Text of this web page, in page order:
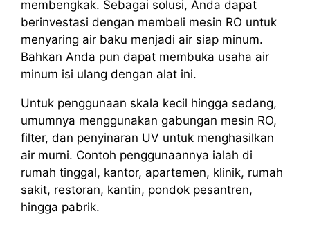
membengkak. Sebagai solusi, Anda dapat
berinvestasi dengan membeli mesin RO untuk
menyaring air baku menjadi air siap minum.
Bahkan Anda pun dapat membuka usaha air
minum isi ulang dengan alat ini.
Untuk penggunaan skala kecil hingga sedang,
umumnya menggunakan gabungan mesin RO,
filter, dan penyinaran UV untuk menghasilkan
air murni. Contoh penggunaannya ialah di
rumah tinggal, kantor, apartemen, klinik, rumah
sakit, restoran, kantin, pondok pesantren,
hingga pabrik.